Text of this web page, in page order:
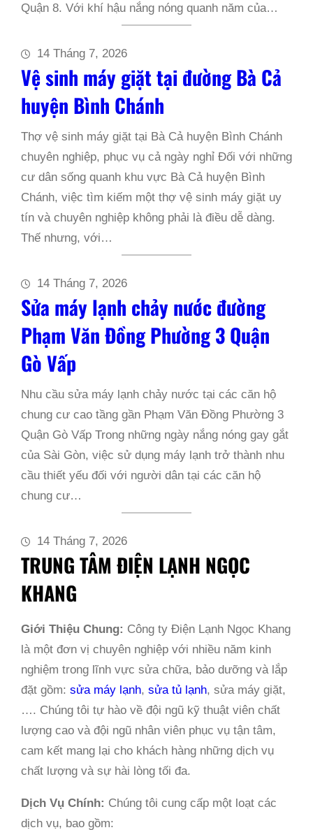
Quận 8. Với khí hậu nắng nóng quanh năm của…
14 Tháng 7, 2026
Vệ sinh máy giặt tại đường Bà Cả
huyện Bình Chánh
Thợ vệ sinh máy giặt tại Bà Cả huyện Bình Chánh
chuyên nghiệp, phục vụ cả ngày nghỉ Đối với những
cư dân sống quanh khu vực Bà Cả huyện Bình
Chánh, việc tìm kiếm một thợ vệ sinh máy giặt uy
tín và chuyên nghiệp không phải là điều dễ dàng.
Thế nhưng, với…
14 Tháng 7, 2026
Sửa máy lạnh chảy nước đường
Phạm Văn Đồng Phường 3 Quận
Gò Vấp
Nhu cầu sửa máy lạnh chảy nước tại các căn hộ
chung cư cao tầng gần Phạm Văn Đồng Phường 3
Quận Gò Vấp Trong những ngày nắng nóng gay gắt
của Sài Gòn, việc sử dụng máy lạnh trở thành nhu
cầu thiết yếu đối với người dân tại các căn hộ
chung cư…
14 Tháng 7, 2026
TRUNG TÂM ĐIỆN LẠNH NGỌC
KHANG
Giới Thiệu Chung: Công ty Điện Lạnh Ngọc Khang
là một đơn vị chuyên nghiệp với nhiều năm kinh
nghiệm trong lĩnh vực sửa chữa, bảo dưỡng và lắp
đặt gồm: sửa máy lạnh, sửa tủ lạnh, sửa máy giặt,
…. Chúng tôi tự hào về đội ngũ kỹ thuật viên chất
lượng cao và đội ngũ nhân viên phục vụ tận tâm,
cam kết mang lại cho khách hàng những dịch vụ
chất lượng và sự hài lòng tối đa.
Dịch Vụ Chính: Chúng tôi cung cấp một loạt các
dịch vụ, bao gồm: